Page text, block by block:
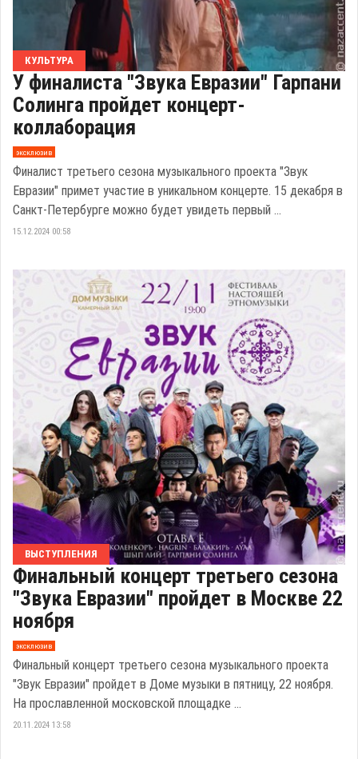
КУЛЬТУРА
У финалиста "Звука Евразии" Гарпани
Солинга пройдет концерт-
коллаборация
эксклюзив
Финалист третьего сезона музыкального проекта "Звук
Евразии" примет участие в уникальном концерте. 15 декабря в
Санкт-Петербурге можно будет увидеть первый ...
15.12.2024 00:58
ВЫСТУПЛЕНИЯ
Финальный концерт третьего сезона
"Звука Евразии" пройдет в Москве 22
ноября
эксклюзив
Финальный концерт третьего сезона музыкального проекта
"Звук Евразии" пройдет в Доме музыки в пятницу, 22 ноября.
На прославленной московской площадке ...
20.11.2024 13:58